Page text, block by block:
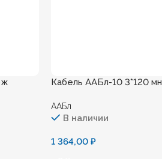
Кабель ААБл-10 3*120 мн
ААБл
В наличии
1 364,00₽